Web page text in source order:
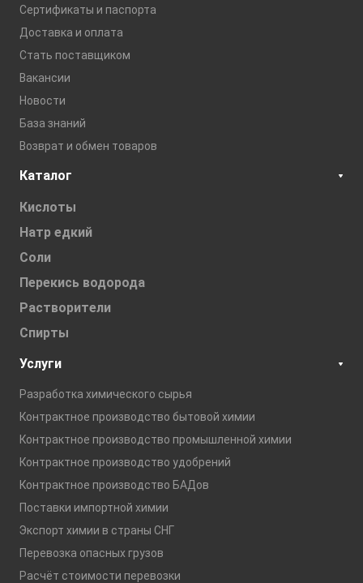
Сертификаты и паспорта
Доставка и оплата
Стать поставщиком
Вакансии
Новости
База знаний
Возврат и обмен товаров
Каталог
Кислоты
Натр едкий
Соли
Перекись водорода
Растворители
Спирты
Услуги
Разработка химического сырья
Контрактное производство бытовой химии
Контрактное производство промышленной химии
Контрактное производство удобрений
Контрактное производство БАДов
Поставки импортной химии
Экспорт химии в страны СНГ
Перевозка опасных грузов
Расчёт стоимости перевозки